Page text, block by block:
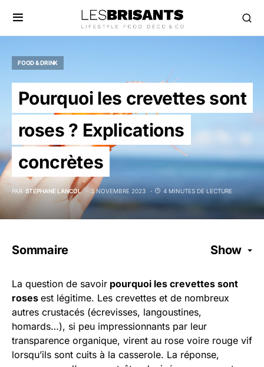
FOOD & DRINK
Pourquoi les crevettes sont
roses ? Explications
concrètes
PAR STÉPHANE LANCOL 3 NOVEMBRE 2023 4 MINUTES DE LECTURE
Sommaire Show
La question de savoir pourquoi les crevettes sont
roses est légitime. Les crevettes et de nombreux
autres crustacés (écrevisses, langoustines,
homards…), si peu impressionnants par leur
transparence organique, virent au rose voire rouge vif
lorsqu’ils sont cuits à la casserole. La réponse,